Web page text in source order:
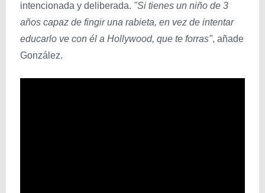
intencionada y deliberada. "Si tienes un niño de 3
años capaz de fingir una rabieta, en vez de intentar
educarlo ve con él a Hollywood, que te forras", añade
González.